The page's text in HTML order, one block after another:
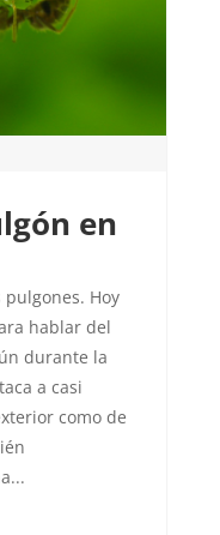
en
pulgones. Hoy
hablar del
durante la
a casi
como de